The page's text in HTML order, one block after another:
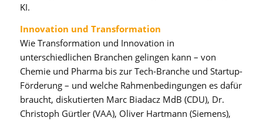
KI.
Innovation und Transformation
Wie Transformation und Innovation in
unterschiedlichen Branchen gelingen kann – von
Chemie und Pharma bis zur Tech-Branche und Startup-
Förderung – und welche Rahmenbedingungen es dafür
braucht, diskutierten Marc Biadacz MdB (CDU), Dr.
Christoph Gürtler (VAA), Oliver Hartmann (Siemens),